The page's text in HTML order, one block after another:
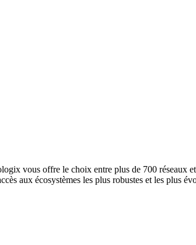
vous offre le choix entre plus de 700 réseaux
aux écosystèmes les plus robustes et les plus